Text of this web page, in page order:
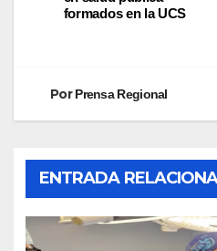
formados en la UCS
PorPrensa Regional
ENTRADA